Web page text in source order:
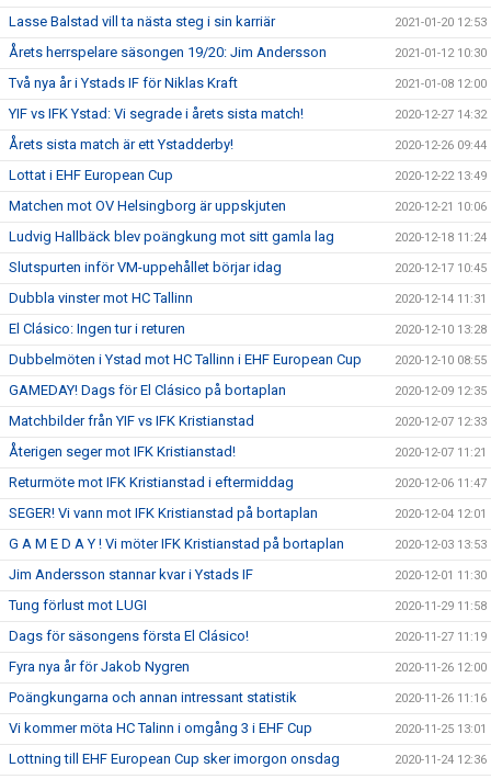
Lasse Balstad vill ta nästa steg i sin karriär 2021-01-20 12:53
Årets herrspelare säsongen 19/20: Jim Andersson 2021-01-12 10:30
Två nya år i Ystads IF för Niklas Kraft 2021-01-08 12:00
YIF vs IFK Ystad: Vi segrade i årets sista match! 2020-12-27 14:32
Årets sista match är ett Ystadderby! 2020-12-26 09:44
Lottat i EHF European Cup 2020-12-22 13:49
Matchen mot OV Helsingborg är uppskjuten 2020-12-21 10:06
Ludvig Hallbäck blev poängkung mot sitt gamla lag 2020-12-18 11:24
Slutspurten inför VM-uppehållet börjar idag 2020-12-17 10:45
Dubbla vinster mot HC Tallinn 2020-12-14 11:31
El Clásico: Ingen tur i returen 2020-12-10 13:28
Dubbelmöten i Ystad mot HC Tallinn i EHF European Cup 2020-12-10 08:55
GAMEDAY! Dags för El Clásico på bortaplan 2020-12-09 12:35
Matchbilder från YIF vs IFK Kristianstad 2020-12-07 12:33
Återigen seger mot IFK Kristianstad! 2020-12-07 11:21
Returmöte mot IFK Kristianstad i eftermiddag 2020-12-06 11:47
SEGER! Vi vann mot IFK Kristianstad på bortaplan 2020-12-04 12:01
G A M E D A Y ! Vi möter IFK Kristianstad på bortaplan 2020-12-03 13:53
Jim Andersson stannar kvar i Ystads IF 2020-12-01 11:30
Tung förlust mot LUGI 2020-11-29 11:58
Dags för säsongens första El Clásico! 2020-11-27 11:19
Fyra nya år för Jakob Nygren 2020-11-26 12:00
Poängkungarna och annan intressant statistik 2020-11-26 11:16
Vi kommer möta HC Talinn i omgång 3 i EHF Cup 2020-11-25 13:01
Lottning till EHF European Cup sker imorgon onsdag 2020-11-24 12:36